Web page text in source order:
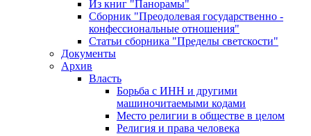
Из книг "Панорамы"
Сборник "Преодолевая государственно -
конфессиональные отношения"
Статьи сборника "Пределы светскости"
Документы
Архив
Власть
Борьба с ИНН и другими
машиночитаемыми кодами
Место религии в обществе в целом
Религия и права человека